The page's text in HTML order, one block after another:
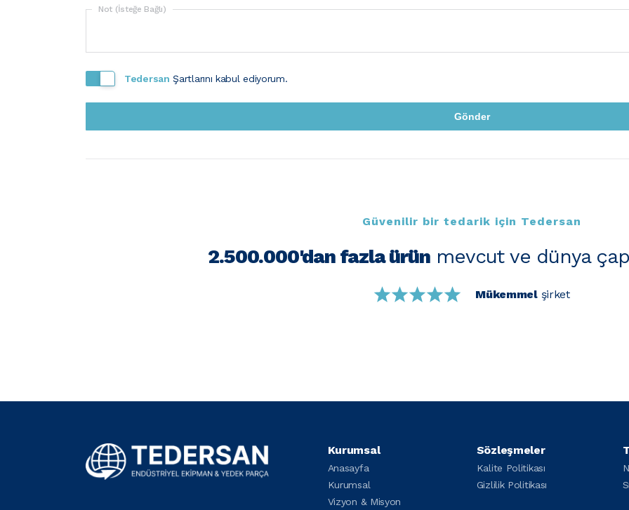
Not (İsteğe Bağlı)
Tedersan Şartlarını kabul ediyorum.
Güvenilir bir tedarik için Tedersan
2.500.000'dan fazla ürünmevcut ve dünya
Mükemmelşirket
Kurumsal
Anasayfa
Kurumsal
Vizyon & Misyon
Sözleşmeler
Kalite Politikası
Gizlilik Politikası